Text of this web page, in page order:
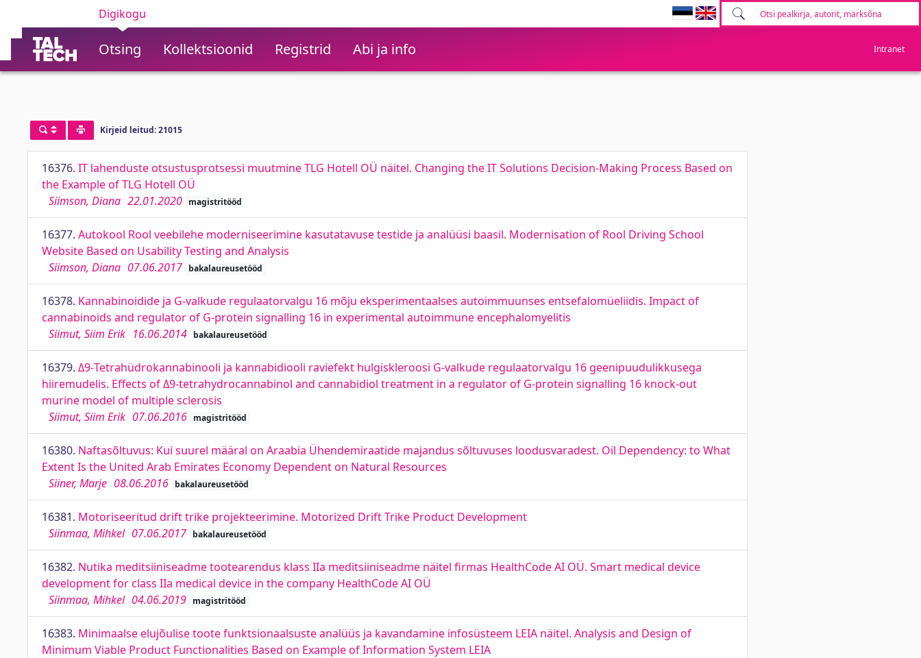
Digikogu
Otsing Kollektsioonid Registrid Abi ja info Intranet
Kirjeid leitud: 21015
16376. IT lahenduste otsustusprotsessi muutmine TLG Hotell OÜ näitel. Changing the IT Solutions Decision-Making Process Based on
the Example of TLG Hotell OÜ
Siimson, Diana 22.01.2020 magistritööd
16377. Autokool Rool veebilehe moderniseerimine kasutatavuse testide ja analüüsi baasil. Modernisation of Rool Driving School
Website Based on Usability Testing and Analysis
Siimson, Diana 07.06.2017 bakalaureusetööd
16378. Kannabinoidide ja G-valkude regulaatorvalgu 16 mõju eksperimentaalses autoimmuunses entsefalomüeliidis. Impact of
cannabinoids and regulator of G-protein signalling 16 in experimental autoimmune encephalomyelitis
Siimut, Siim Erik 16.06.2014 bakalaureusetööd
16379. Δ9-Tetrahüdrokannabinooli ja kannabidiooli raviefekt hulgiskleroosi G-valkude regulaatorvalgu 16 geenipuudulikkusega
hiiremudelis. Effects of Δ9-tetrahydrocannabinol and cannabidiol treatment in a regulator of G-protein signalling 16 knock-out
murine model of multiple sclerosis
Siimut, Siim Erik 07.06.2016 magistritööd
16380. Naftasõltuvus: Kui suurel määral on Araabia Ühendemiraatide majandus sõltuvuses loodusvaradest. Oil Dependency: to What
Extent Is the United Arab Emirates Economy Dependent on Natural Resources
Siiner, Marje 08.06.2016 bakalaureusetööd
16381. Motoriseeritud drift trike projekteerimine. Motorized Drift Trike Product Development
Siinmaa, Mihkel 07.06.2017 bakalaureusetööd
16382. Nutika meditsiiniseadme tootearendus klass IIa meditsiiniseadme näitel firmas HealthCode AI OÜ. Smart medical device
development for class IIa medical device in the company HealthCode AI OÜ
Siinmaa, Mihkel 04.06.2019 magistritööd
16383. Minimaalse elujõulise toote funktsionaalsuste analüüs ja kavandamine infosüsteem LEIA näitel. Analysis and Design of
Minimum Viable Product Functionalities Based on Example of Information System LEIA